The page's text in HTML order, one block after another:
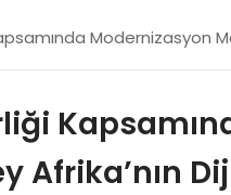
Modernizasyon
Afrika’nın